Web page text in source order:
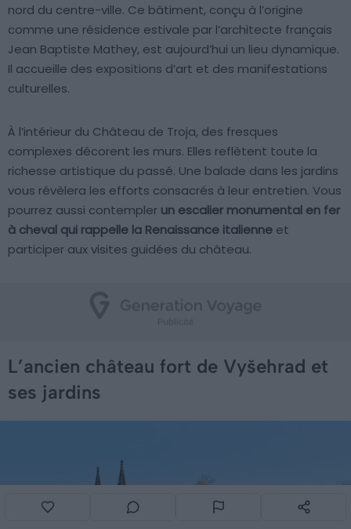
nord du centre-ville. Ce bâtiment, conçu à l’origine
comme une résidence estivale par l’architecte français
Jean Baptiste Mathey, est aujourd’hui un lieu dynamique.
Il accueille des expositions d’art et des manifestations
culturelles.
À l’intérieur du Château de Troja, des fresques
complexes décorent les murs. Elles reflètent toute la
richesse artistique du passé. Une balade dans les jardins
vous révèlera les efforts consacrés à leur entretien. Vous
pourrez aussi contempler un escalier monumental en fer
à cheval qui rappelle la Renaissance italienne et
participer aux visites guidées du château.
L’ancien château fort de Vyšehrad et
ses jardins